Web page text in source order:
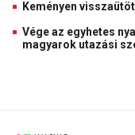
Keményen
Vége az egyhetes
magyarok utazási